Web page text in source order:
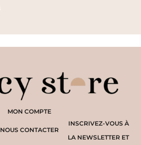
INSCRIVEZ-VOUS À
LA NEWSLETTER ET
MON COMPTE
NOUS CONTACTER